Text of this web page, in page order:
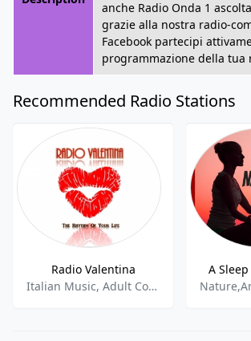
anche Radio Onda 1
grazie alla nostra radio-
Facebook partecipi
programmazione della tua
Recommended Radio Stations
Radio Valentina
Italian Music, Adult Contemporary, Love Songs, 70s, 80s, 90s, 00s, News
A